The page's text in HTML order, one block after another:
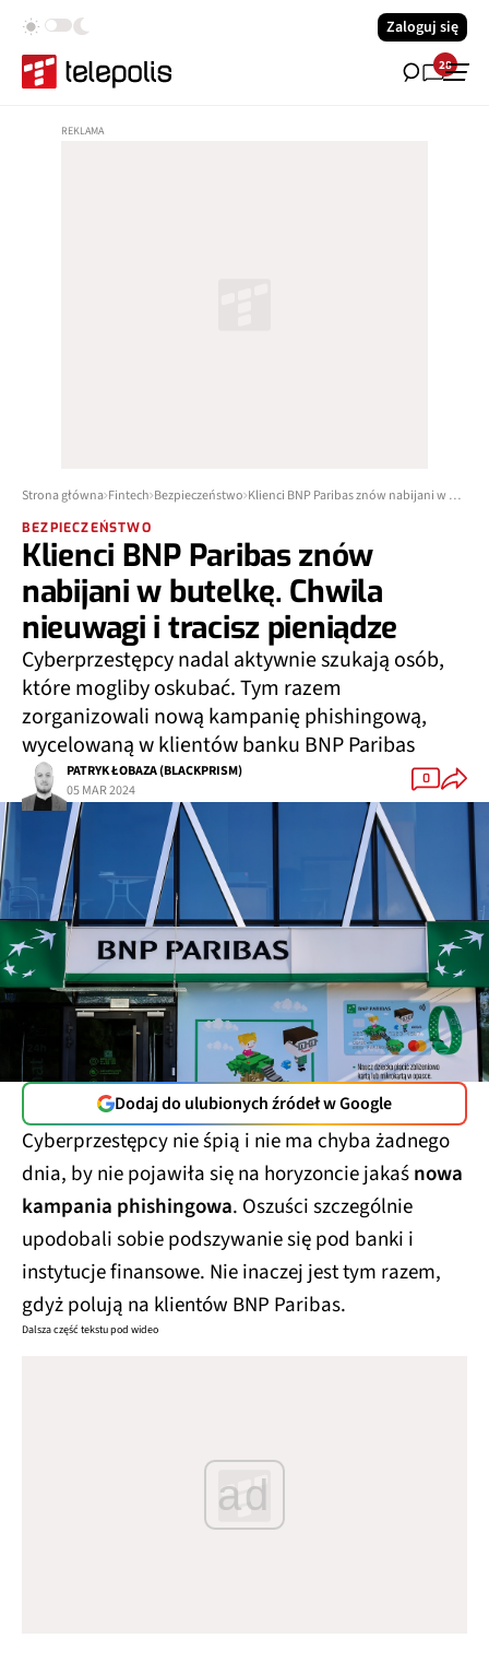
Zaloguj się
28
Strona główna Fintech Bezpieczeństwo Klienci BNP Paribas znów nabijani w butelkę. Chwila nieuwagi i tracisz pieniądze
BEZPIECZEŃSTWO
Klienci BNP Paribas znów
nabijani w butelkę. Chwila
nieuwagi i tracisz pieniądze
Cyberprzestępcy nadal aktywnie szukają osób,
które mogliby oskubać. Tym razem
zorganizowali nową kampanię phishingową,
wycelowaną w klientów banku BNP Paribas
PATRYK ŁOBAZA (BLACKPRISM)
05 MAR 2024
0
Dodaj do ulubionych źródeł w Google
Cyberprzestępcy nie śpią i nie ma chyba żadnego
dnia, by nie pojawiła się na horyzoncie jakaśnowa
kampania phishingowa. Oszuści szczególnie
upodobali sobie podszywanie się pod banki i
instytucje finansowe. Nie inaczej jest tym razem,
gdyż polują na klientów BNP Paribas.
Dalsza część tekstu pod wideo
ad